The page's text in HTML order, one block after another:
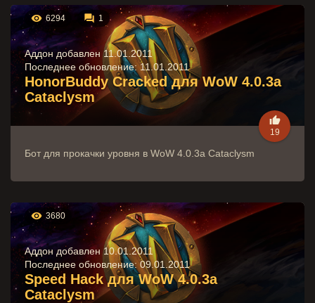
 6294  1
Аддон добавлен 11.01.2011
Последнее обновление:11.01.2011
HonorBuddy Cracked для WoW 4.0.3a
Cataclysm

19
Бот для прокачки уровня в WoW 4.0.3a Cataclysm
 3680
Аддон добавлен 10.01.2011
Последнее обновление:09.01.2011
Speed Hack для WoW 4.0.3a
Cataclysm